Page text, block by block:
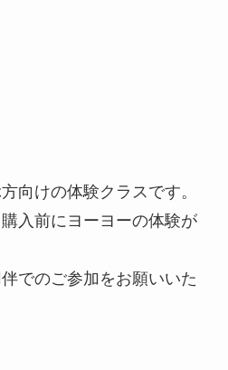
向けの体験クラスです。
入前にヨーヨーの体験が
でのご参加をお願いいた